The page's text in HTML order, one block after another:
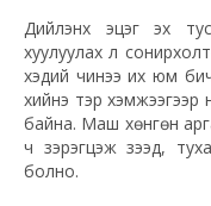
Дийлэнх эцэг эх
хуулуулах л
хэдий чинээ их юм
хийнэ тэр хэмжээгээр
байна. Маш хөнгөн
ч зэрэгцэж үзээд,
болно.